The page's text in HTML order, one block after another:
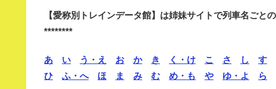
【愛称別トレインデータ館】は姉妹サイトで列車名ごと
********
あ い う・え お か き く・け こ さ し す
ひ
ふ・へ ほ ま み む め・も や ゆ・よ ら